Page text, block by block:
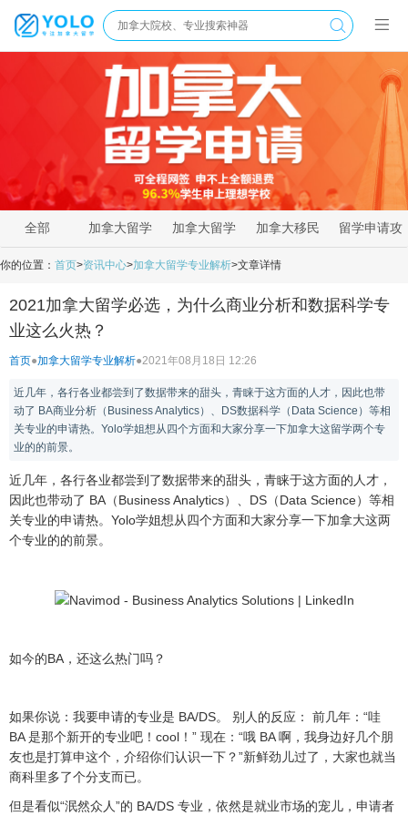
全部 加拿大留学
新闻
加拿大留学
资讯
加拿大移民
政策
留学申请攻
你的位置： 首页>资讯中心>加拿大留学专业解析>文章详情
2021加拿大留学必选，为什么商业分析和数据科学专
业这么火热？
首页●加拿大留学专业解析●2021年08月18日 12:26
近几年，各行各业都尝到了数据带来的甜头，青睐于这方面的人才，因此也带
动了 BA商业分析（Business Analytics）、DS数据科学（Data Science）等相
关专业的申请热。Yolo学姐想从四个方面和大家分享一下加拿大这留学两个专
业的的前景。
近几年，各行各业都尝到了数据带来的甜头，青睐于这方面的人才，
因此也带动了 BA（Business Analytics）、DS（Data Science）等相
关专业的申请热。Yolo学姐想从四个方面和大家分享一下加拿大这两
个专业的的前景。
如今的BA，还这么热门吗？
如果你说：我要申请的专业是 BA/DS。 别人的反应： 前几年：“哇
BA 是那个新开的专业吧！cool！” 现在：“哦 BA 啊，我身边好几个朋
友也是打算申这个，介绍你们认识一下？”新鲜劲儿过了，大家也就当
商科里多了个分支而已。
但是看似“泯然众人”的 BA/DS 专业，依然是就业市场的宠儿，申请者